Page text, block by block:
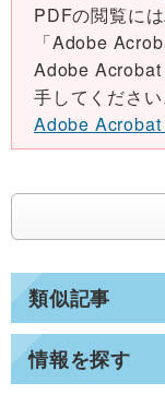
類似記事
情報を探す
PDFの閲覧に
「Adobe
Adobe Acrobat
手してください
Adobe Acrobat